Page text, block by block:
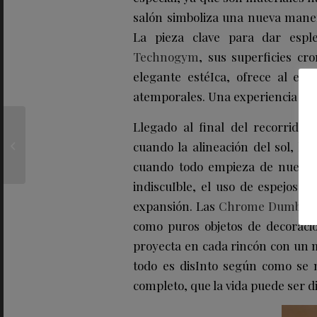
salón simboliza una nueva
La pieza clave para dar
Technogym, sus superficies
elegante estéIca, ofrece al
atemporales. Una experiencia
Llegado al final del recorrido,
cuando la alineación del sol, la
cuando todo empieza de
indiscuIble, el uso de espejos
expansión. Las Chrome
como puros objetos de
proyecta en cada rincón con un
todo es disInto según como
completo, que la vida puede ser